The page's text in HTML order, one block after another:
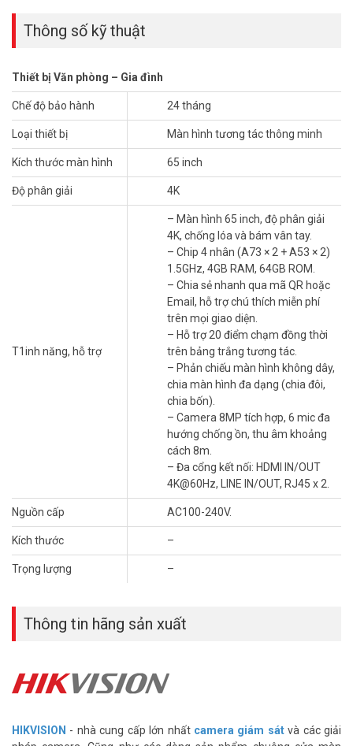
– Đa cổng kết nối: HDMI IN/OUT 4K@60Hz, LINE IN/OUT, RJ45 x 2.
– Sản phẩm phù hợp cho họp trực tuyến, giảng dạy, và trình chiếu
chuyên nghiệp.
– Bảo hành: 24 tháng.
Đặt mua hàng Online HIKVISION DS-D5B65RB/EL ngay hôm nay để
được hỗ trợ giá tốt nhất. Tham khảo thêm thông tin tại
Facebook
Vuhoangtelecom
Thông số kỹ thuật
Thiết bị Văn phòng – Gia đình
Chế độ bảo hành 24 tháng
Loại thiết bị Màn hình tương tác thông minh
Kích thước màn hình 65 inch
Độ phân giải 4K
T1inh năng, hỗ trợ
– Màn hình 65 inch, độ phân giải
4K, chống lóa và bám vân tay.
– Chip 4 nhân (A73 × 2 + A53 × 2)
1.5GHz, 4GB RAM, 64GB ROM.
– Chia sẻ nhanh qua mã QR hoặc
Email, hỗ trợ chú thích miễn phí
trên mọi giao diện.
– Hỗ trợ 20 điểm chạm đồng thời
trên bảng trắng tương tác.
– Phản chiếu màn hình không dây,
chia màn hình đa dạng (chia đôi,
chia bốn).
– Camera 8MP tích hợp, 6 mic đa
hướng chống ồn, thu âm khoảng
cách 8m.
– Đa cổng kết nối: HDMI IN/OUT
4K@60Hz, LINE IN/OUT, RJ45 x 2.
Nguồn cấp AC100-240V.
Kích thước –
Trọng lượng –
Thông tin hãng sản xuất
HIKVISION - nhà cung cấp lớn nhất camera giám sátvà các giải